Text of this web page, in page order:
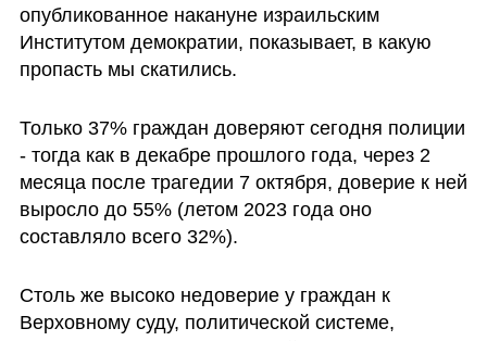
опубликованное накануне израильским
Институтом демократии, показывает, в какую
пропасть мы скатились.
Только 37% граждан доверяют сегодня полиции
- тогда как в декабре прошлого года, через 2
месяца после трагедии 7 октября, доверие к ней
выросло до 55% (летом 2023 года оно
составляло всего 32%).
Столь же высоко недоверие у граждан к
Верховному суду, политической системе,